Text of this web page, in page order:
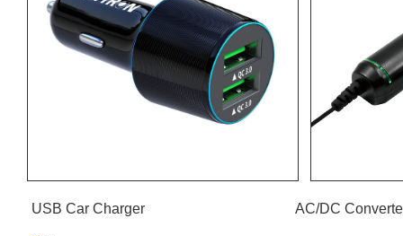
USB Car Charger AC/DC